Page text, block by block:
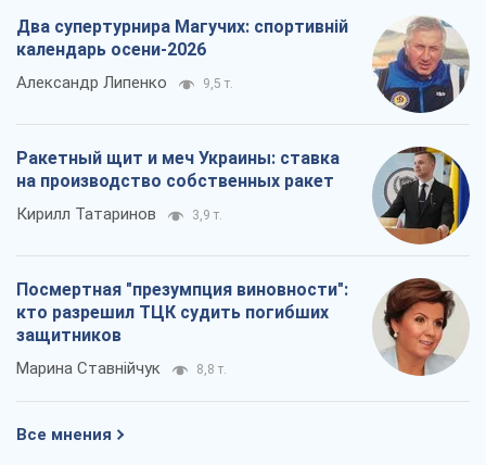
Два супертурнира Магучих: спортивній
календарь осени-2026
Александр Липенко 9,5 т.
Ракетный щит и меч Украины: ставка
на производство собственных ракет
Кирилл Татаринов 3,9 т.
Посмертная "презумпция виновности":
кто разрешил ТЦК судить погибших
защитников
Марина Ставнійчук 8,8 т.
Все мнения